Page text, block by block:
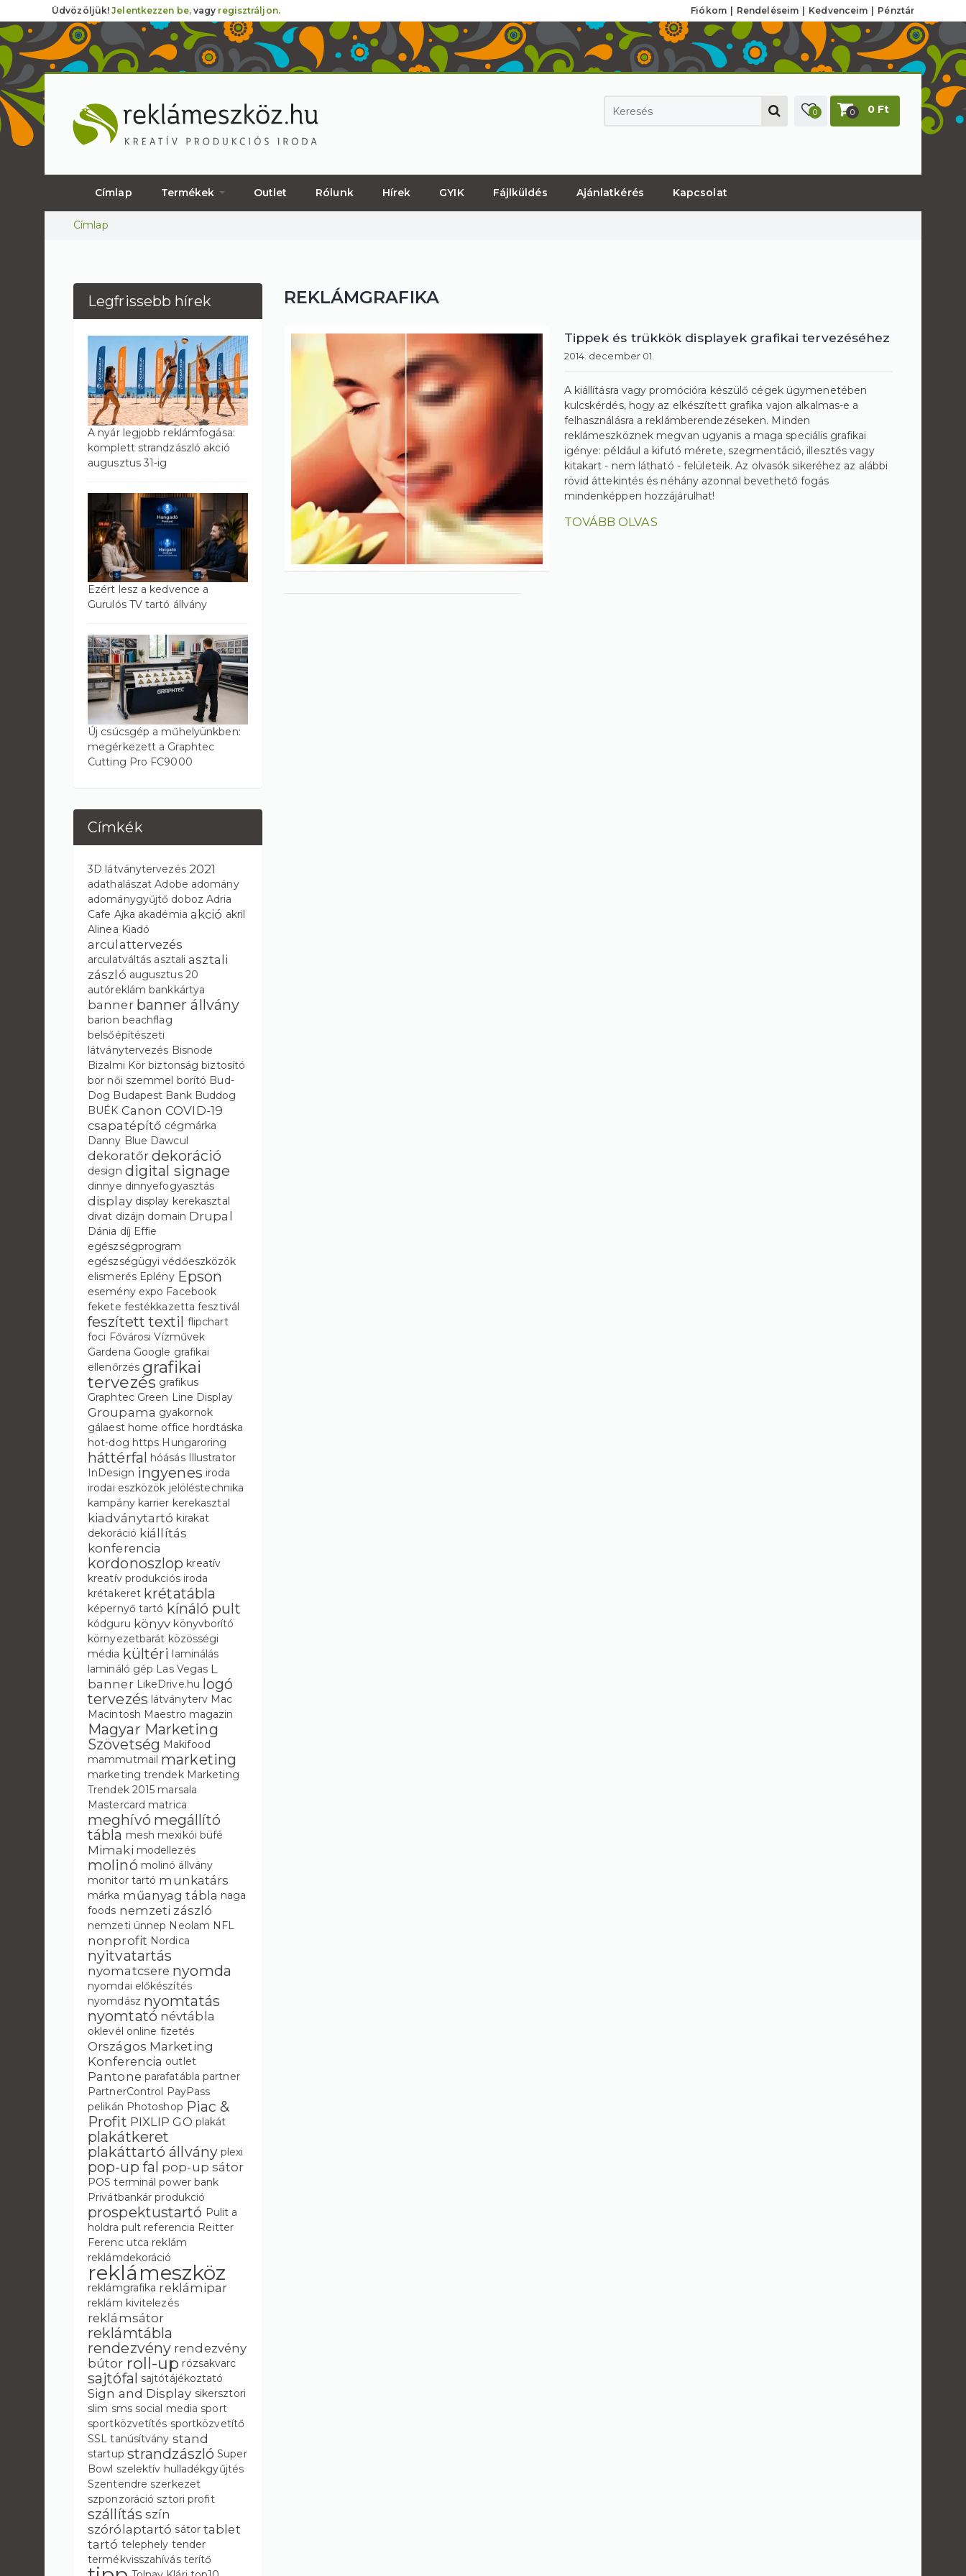
Üdvözöljük!Jelentkezzen be,vagy regisztráljon. Fiókom Rendeléseim Kedvenceim Pénztár
0 0 0 Ft
Címlap Termékek Outlet Rólunk Hírek GYIK Fájlküldés Ajánlatkérés Kapcsolat
Jelenlegi hely
Címlap
Legfrissebb hírek
A nyár legjobb reklámfogása:
komplett strandzászló akció
augusztus 31-ig
Ezért lesz a kedvence a
Gurulós TV tartó állvány
Új csúcsgép a műhelyünkben:
megérkezett a Graphtec
Cutting Pro FC9000
Címkék
3D látványtervezés 2021
adathalászat Adobe adomány
adománygyűjtő doboz Adria
Cafe Ajka akadémia akció akril
Alinea Kiadó
arculattervezés
arculatváltás asztali asztali
zászló augusztus 20
autóreklám bankkártya
banner banner állvány
barion beachflag
belsőépítészeti
látványtervezés Bisnode
Bizalmi Kör biztonság biztosító
bor női szemmel borító Bud-
Dog Budapest Bank Buddog
BUÉK Canon COVID-19
csapatépítő cégmárka
Danny Blue Dawcul
dekoratőr dekoráció
design digital signage
dinnye dinnyefogyasztás
display display kerekasztal
divat dizájn domain Drupal
Dánia díj Effie
egészségprogram
egészségügyi védőeszközök
elismerés Eplény Epson
esemény expo Facebook
fekete festékkazetta fesztivál
feszített textil flipchart
foci Fővárosi Vízművek
Gardena Google grafikai
ellenőrzés grafikai
tervezés grafikus
Graphtec Green Line Display
Groupama gyakornok
gálaest home office hordtáska
hot-dog https Hungaroring
háttérfal hóásás Illustrator
InDesign ingyenes iroda
irodai eszközök jelöléstechnika
kampány karrier kerekasztal
kiadványtartó kirakat
dekoráció kiállítás
konferencia
kordonoszlop kreatív
kreatív produkciós iroda
krétakeret krétatábla
képernyő tartó kínáló pult
kódguru könyv könyvborító
környezetbarát közösségi
média kültéri laminálás
lamináló gép Las Vegas L
banner LikeDrive.hu logó
tervezés látványterv Mac
Macintosh Maestro magazin
Magyar Marketing
Szövetség Makifood
mammutmail marketing
marketing trendek Marketing
Trendek 2015 marsala
Mastercard matrica
meghívó megállító
tábla mesh mexikói büfé
Mimaki modellezés
molinó molinó állvány
monitor tartó munkatárs
márka műanyag tábla naga
foods nemzeti zászló
nemzeti ünnep Neolam NFL
nonprofit Nordica
nyitvatartás
nyomatcsere nyomda
nyomdai előkészítés
nyomdász nyomtatás
nyomtató névtábla
oklevél online fizetés
Országos Marketing
Konferencia outlet
Pantone parafatábla partner
PartnerControl PayPass
pelikán Photoshop Piac &
Profit PIXLIP GO plakát
plakátkeret
plakáttartó állvány plexi
pop-up fal pop-up sátor
POS terminál power bank
Privátbankár produkció
prospektustartó Pulit a
holdra pult referencia Reitter
Ferenc utca reklám
reklámdekoráció
reklámeszköz
reklámgrafika reklámipar
reklám kivitelezés
reklámsátor
reklámtábla
rendezvény rendezvény
bútor roll-up rózsakvarc
sajtófal sajtótájékoztató
Sign and Display sikersztori
slim sms social media sport
sportközvetítés sportközvetítő
SSL tanúsítvány stand
startup strandzászló Super
Bowl szelektív hulladékgyűjtés
Szentendre szerkezet
szponzoráció sztori profit
szállítás szín
szórólaptartó sátor tablet
tartó telephely tender
termékvisszahívás terítő
REKLÁMGRAFIKA
Tippek és trükkök displayek grafikai tervezéséhez
2014. december 01.
A kiállításra vagy promócióra készülő cégek ügymenetében
kulcskérdés, hogy az elkészített grafika vajon alkalmas-e a
felhasználásra a reklámberendezéseken. Minden
reklámeszköznek megvan ugyanis a maga speciális grafikai
igénye: például a kifutó mérete, szegmentáció, illesztés vagy
kitakart - nem látható - felületeik. Az olvasók sikeréhez az alábbi
rövid áttekintés és néhány azonnal bevethető fogás
mindenképpen hozzájárulhat!
TOVÁBB OLVAS